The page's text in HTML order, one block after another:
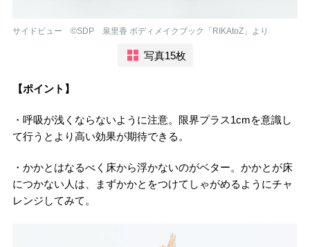
サイドビュー ©︎SDP 泉里香 ボディメイクブック「RIKAtoZ」より
写真15枚
【ポイント】
・呼吸が浅くならないように注意。限界プラス1cmを意識し
て行うとより高い効果が期待できる。
・かかとはなるべく床から浮かないのがベター。かかとが床
につかない人は、まずかかとをつけてしゃがめるようにチャ
レンジしてみて。